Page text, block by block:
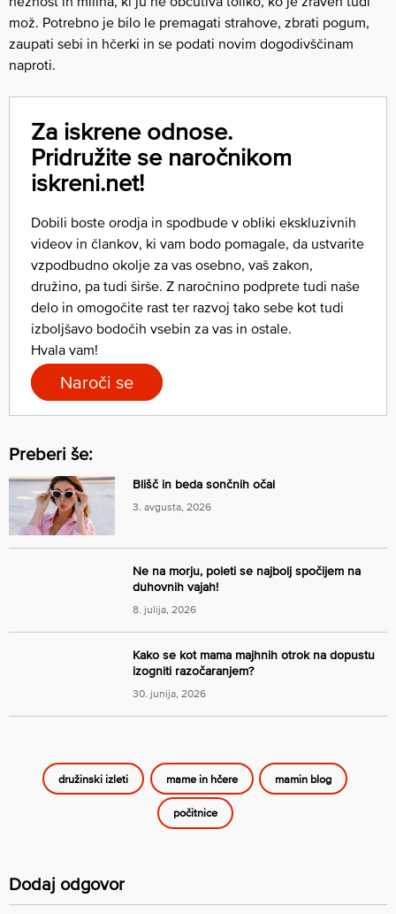
mož. Potrebno je bilo le premagati strahove, zbrati pogum,
zaupati sebi in hčerki in se podati novim dogodivščinam
naproti.
Za iskrene odnose.
Pridružite se naročnikom
iskreni.net!
Dobili boste orodja in spodbude v obliki ekskluzivnih
videov in člankov, ki vam bodo pomagale, da ustvarite
vzpodbudno okolje za vas osebno, vaš zakon,
družino, pa tudi širše. Z naročnino podprete tudi naše
delo in omogočite rast ter razvoj tako sebe kot tudi
izboljšavo bodočih vsebin za vas in ostale.
Hvala vam!
Naroči se
Preberi še:
Blišč in beda sončnih očal
3. avgusta, 2026
Ne na morju, poleti se najbolj spočijem na
duhovnih vajah!
8. julija, 2026
Kako se kot mama majhnih otrok na dopustu
izogniti razočaranjem?
30. junija, 2026
družinski izleti mame in hčere mamin blog
počitnice
Dodaj odgovor